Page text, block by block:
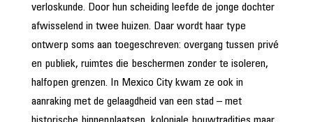
verloskunde. Door hun scheiding leefde de jonge dochter
afwisselend in twee huizen. Daar wordt haar type
ontwerp soms aan toegeschreven: overgang tussen privé
en publiek, ruimtes die beschermen zonder te isoleren,
halfopen grenzen. In Mexico City kwam ze ook in
aanraking met de gelaagdheid van een stad – met